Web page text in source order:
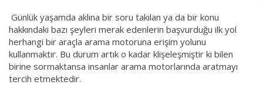
Günlük yaşamda aklına bir soru takılan ya da bir konu
hakkındaki bazı şeyleri merak edenlerin başvurduğu ilk yol
herhangi bir araçla arama motoruna erişim yolunu
kullanmaktır. Bu durum artık o kadar klişeleşmiştir ki bilen
birine sormaktansa insanlar arama motorlarında aratmayı
tercih etmektedir.